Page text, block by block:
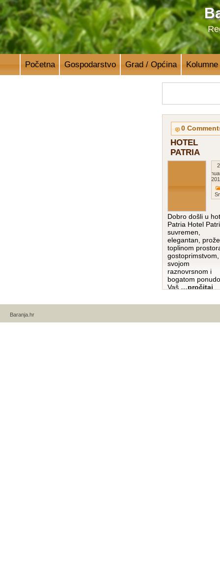
Početna Gospodarstvo Grad / Općina Kolumne
0
HOTEL
PATRIA
Dobro došli u
Patria Hotel
suvremen,
elegantan,
toplinom
gostoprimstvom,
svojom
raznovrsnom i
bogatom
Vaš …pročitaj
Baranja.hr